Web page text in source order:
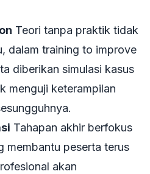
Teori tanpa praktik tidak
dalam training to improve
diberikan simulasi kasus
menguji keterampilan
Tahapan akhir berfokus
membantu peserta terus
akan